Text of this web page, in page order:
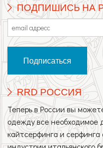
ПОДПИШИСЬ НА
RRD РОССИЯ
Теперь в России вы
одежду все необходимое
кайтсерфинга и серфинга